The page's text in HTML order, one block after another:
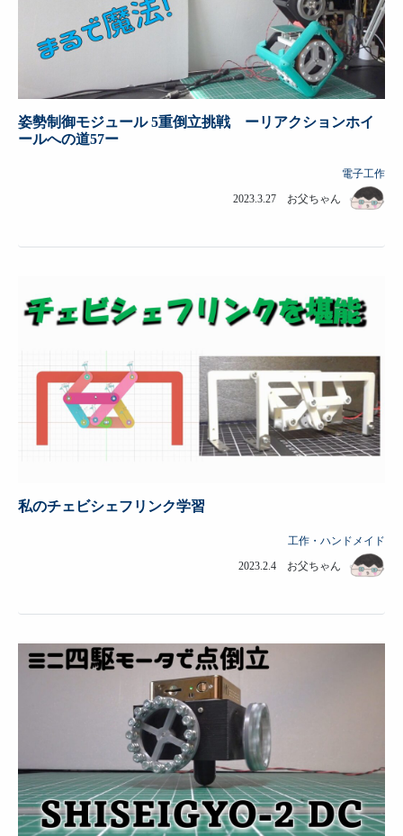
姿勢制御モジュール 5重倒立挑戦 ーリアクションホイ
ールへの道57ー
電子工作
2023.3.27 お父ちゃん
私のチェビシェフリンク学習
工作・ハンドメイド
2023.2.4 お父ちゃん